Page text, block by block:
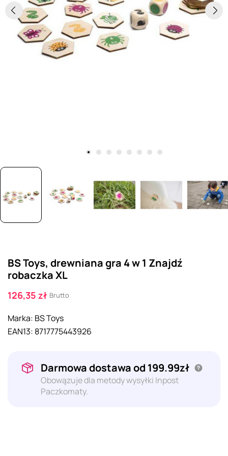
BS Toys, drewniana gra 4 w 1 Znajdź
robaczka XL
126,35 zł Brutto
Marka: BS Toys
EAN13: 8717775443926
Darmowa dostawa od 199.99zł
Obowązuje dla metody wysyłki Inpost
Paczkomaty.